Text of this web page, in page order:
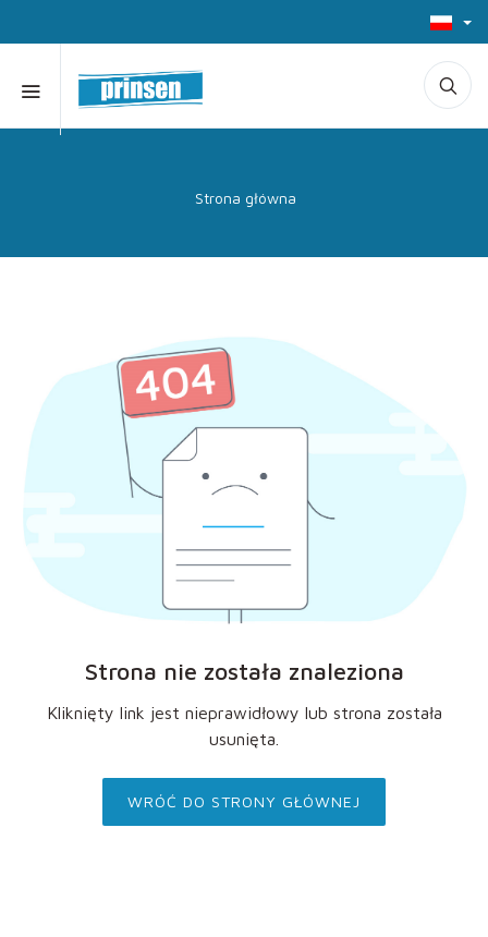
Strona główna
Strona nie została znaleziona
Kliknięty link jest nieprawidłowy lub strona została
usunięta.
WRÓĆ DO STRONY GŁÓWNEJ